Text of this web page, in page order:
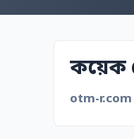
কয়েক
otm-r.com